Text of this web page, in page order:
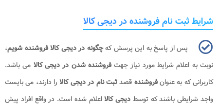
شرایط ثبت نام فروشنده در دیجی کالا
پس از پاسخ به این پرسش کهچگونه در دیجی کالا فروشنده شویم،
نوبت به اعلام شرایط مورد نیاز جهتفروشنده شدن در دیجی کالا می باشد.
کاربرانی که به عنوانفروشنده قصدثبت نام در دیجی کالا را دارند، می بایست
واجد شرایطی باشند که توسط دیجی کالااعلام شده است. در واقع افراد پیش